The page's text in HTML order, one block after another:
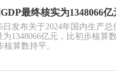
最终核实为1348066亿
日发布关于2024年国内生产
为1348066亿元，比初步核算
核算数持平。